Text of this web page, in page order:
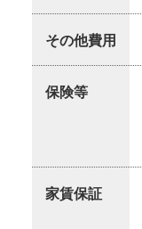
その他費用
保険等
家賃保証